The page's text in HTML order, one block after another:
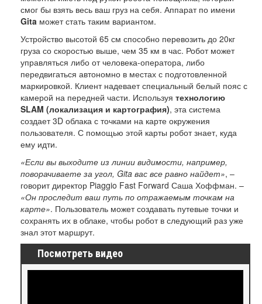
смог бы взять весь ваш груз на себя. Аппарат по имени
Gita может стать таким вариантом.
Устройство высотой 65 см способно перевозить до 20кг
груза со скоростью выше, чем 35 км в час. Робот может
управляться либо от человека-оператора, либо
передвигаться автономно в местах с подготовленной
маркировкой. Клиент надевает специальный белый пояс с
камерой на передней части. Используя технологию
SLAM (локализация и картография), эта система
создает 3D облака с точками на карте окружения
пользователя. С помощью этой карты робот знает, куда
ему идти.
«Если вы выходите из линии видимости, например,
поворачиваете за угол, Gita вас все равно найдет», –
говорит директор Piaggio Fast Forward Саша Хоффман. –
«Он проследит ваш путь по отражаемым точкам на
карте». Пользователь может создавать путевые точки и
сохранять их в облаке, чтобы робот в следующий раз уже
знал этот маршрут.
Посмотреть видео